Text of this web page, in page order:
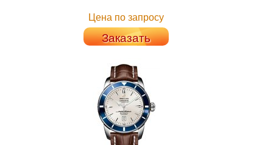
Цена по запросу
Заказать